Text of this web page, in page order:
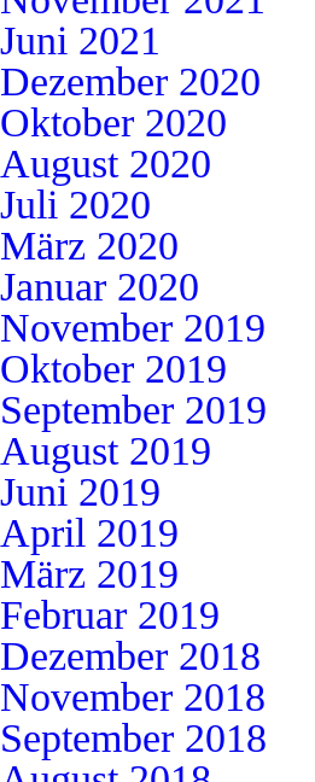
Juni 2021
Dezember 2020
Oktober 2020
August 2020
Juli 2020
März 2020
Januar 2020
November 2019
Oktober 2019
September 2019
August 2019
Juni 2019
April 2019
März 2019
Februar 2019
Dezember 2018
November 2018
September 2018